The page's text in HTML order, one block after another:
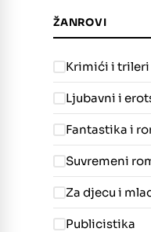
ŽANROVI
Krimići i trileri
Ljubavni i
Fantastika i
Suvremeni
Za djecu i
Publicistika